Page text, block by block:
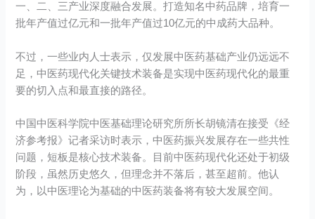
一、二、三产业深度融合发展。打造知名中药品牌，培育一
批年产值过亿元和一批年产值过10亿元的中成药大品种。
不过，一些业内人士表示，仅发展中医药基础产业仍远远不
足，中医药现代化关键技术装备是实现中医药现代化的最重
要的切入点和最直接的路径。
中国中医科学院中医基础理论研究所所长胡镜清在接受《经
济参考报》记者采访时表示，中医药振兴发展存在一些共性
问题，短板是核心技术装备。目前中医药现代化还处于初级
阶段，虽然历史悠久，但理念并不落后，甚至超前。他认
为，以中医理论为基础的中医药装备将有较大发展空间。